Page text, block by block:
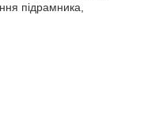
підрамника,